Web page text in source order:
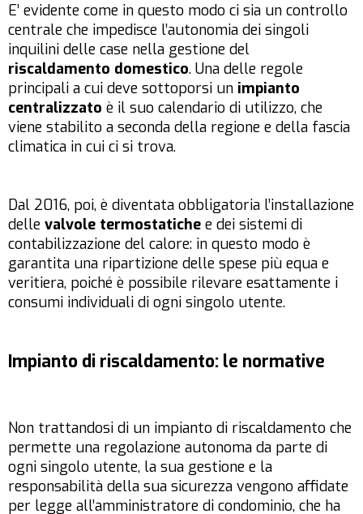
E’ evidente come in questo modo ci sia un controllo
centrale che impedisce l’autonomia dei singoli
inquilini delle case nella gestione del
riscaldamento domestico. Una delle regole
principali a cui deve sottoporsi un impianto
centralizzato è il suo calendario di utilizzo, che
viene stabilito a seconda della regione e della fascia
climatica in cui ci si trova.
Dal 2016, poi, è diventata obbligatoria l’installazione
delle valvole termostatiche e dei sistemi di
contabilizzazione del calore: in questo modo è
garantita una ripartizione delle spese più equa e
veritiera, poiché è possibile rilevare esattamente i
consumi individuali di ogni singolo utente.
Impianto di riscaldamento: le normative
Non trattandosi di un impianto di riscaldamento che
permette una regolazione autonoma da parte di
ogni singolo utente, la sua gestione e la
responsabilità della sua sicurezza vengono affidate
per legge all’amministratore di condominio, che ha